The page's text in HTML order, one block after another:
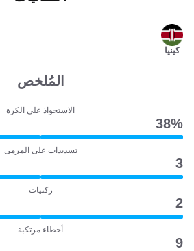
كينيا
المُلخص
الاستحواذ على الكرة
38‎%‎
تسديدات على المرمى
3
ركنيات
2
أخطاء مرتكبة
9